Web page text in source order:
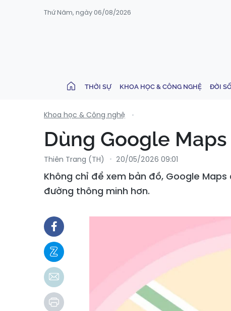
Thứ Năm, ngày 06/08/2026
THỜI SỰ KHOA HỌC & CÔNG NGHỆ ĐỜI
Khoa học & Công nghệ
Dùng Google
Thiên Trang (TH) 20/05/2026 09:01
Không chỉ để xem bản đồ, Google
đường thông minh hơn.